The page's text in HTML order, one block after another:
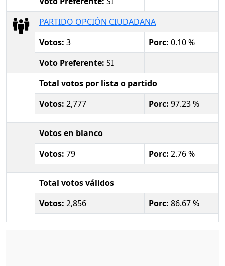
PARTIDO OPCIÓN CIUDADANA
Votos: 3 Porc: 0.10 %
Voto Preferente: SI
Total votos por lista o partido
Votos: 2,777 Porc: 97.23 %
Votos en blanco
Votos: 79 Porc: 2.76 %
Total votos válidos
Votos: 2,856 Porc: 86.67 %